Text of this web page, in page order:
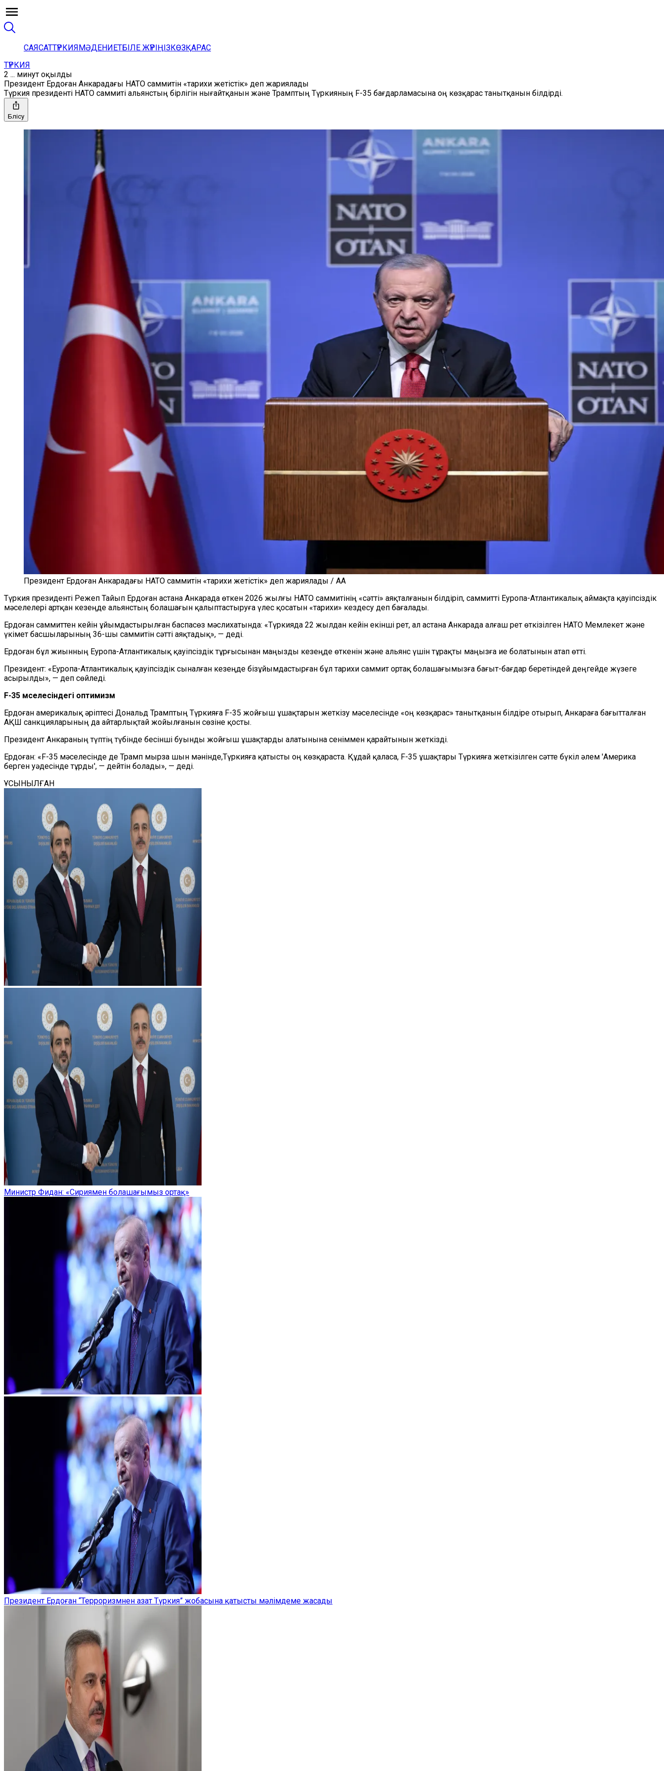
САЯСАТТҮРКИЯМӘДЕНИЕТБІЛЕ ЖҮРІҢІЗКӨЗҚАРАС
ТҮРКИЯ
2 ... минут оқылды
Президент Ердоған Анкарадағы НАТО саммитін «тарихи жетістік» деп жариялады
Түркия президенті НАТО саммиті альянстың бірлігін нығайтқанын және Трамптың Түркияның F-35 бағдарламасына оң көзқарас танытқанын білдірді.
Бөлісу
Президент Ердоған Анкарадағы НАТО саммитін «тарихи жетістік» деп жариялады / AA
Түркия президенті Режеп Тайып Ердоған астана Анкарада өткен 2026 жылғы НАТО саммитінің «сәтті» аяқталғанын білдіріп, саммитті Еуропа-Атлантикалық аймақта қауіпсіздік
мәселелері артқан кезеңде альянстың болашағын қалыптастыруға үлес қосатын «тарихи» кездесу деп бағалады.
Ердоған саммиттен кейін ұйымдастырылған баспасөз мәслихатында: «Түркияда 22 жылдан кейін екінші рет, ал астана Анкарада алғаш рет өткізілген НАТО Мемлекет және
үкімет басшыларының 36-шы саммитін сәтті аяқтадық», — деді.
Ердоған бұл жиынның Еуропа-Атлантикалық қауіпсіздік тұрғысынан маңызды кезеңде өткенін және альянс үшін тұрақты маңызға ие болатынын атап өтті.
Президент: «Еуропа-Атлантикалық қауіпсіздік сыналған кезеңде бізұйымдастырған бұл тарихи саммит ортақ болашағымызға бағыт-бағдар беретіндей деңгейде жүзеге
асырылды», — деп сөйледі.
F-35 мәселесіндегі оптимизм
Ердоған америкалық әріптесі Дональд Трамптың Түркияға F-35 жойғыш ұшақтарын жеткізу мәселесінде «оң көзқарас» танытқанын білдіре отырып, Анкараға бағытталған
АҚШ санкцияларының да айтарлықтай жойылғанын сөзіне қосты.
Президент Анкараның түптің түбінде бесінші буынды жойғыш ұшақтарды алатынына сеніммен қарайтынын жеткізді.
Ердоған: «F-35 мәселесінде де Трамп мырза шын мәнінде,Түркияға қатысты оң көзқараста. Құдай қаласа, F-35 ұшақтары Түркияға жеткізілген сәтте бүкіл әлем 'Америка
берген уәдесінде тұрды', — дейтін болады», — деді.
ҰСЫНЫЛҒАН
Министр Фидан: «Сириямен болашағымыз ортақ»
Президент Ердоған “Терроризмнен азат Түркия” жобасына қатысты мәлімдеме жасады